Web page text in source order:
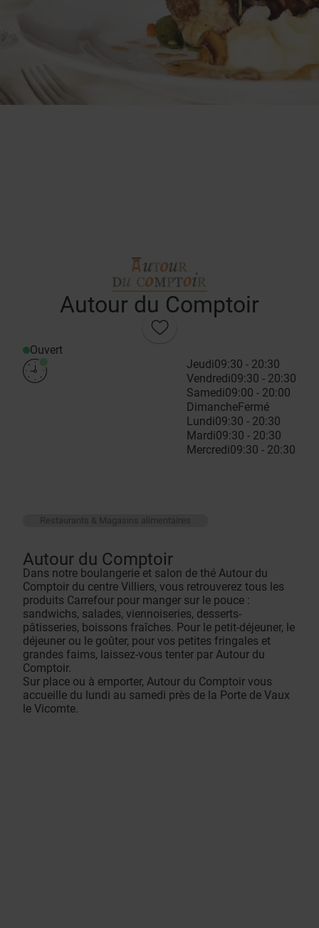
Autour du Comptoir
Ouvert
Jeudi09:30 - 20:30
Vendredi09:30 - 20:30
Samedi09:00 - 20:00
DimancheFermé
Lundi09:30 - 20:30
Mardi09:30 - 20:30
Mercredi09:30 - 20:30
Restaurants & Magasins alimentaires
Autour du Comptoir
Dans notre boulangerie et salon de thé Autour du
Comptoir du centre Villiers, vous retrouverez tous les
produits Carrefour pour manger sur le pouce :
sandwichs, salades, viennoiseries, desserts-
pâtisseries, boissons fraîches. Pour le petit-déjeuner, le
déjeuner ou le goûter, pour vos petites fringales et
grandes faims, laissez-vous tenter par Autour du
Comptoir.
Sur place ou à emporter, Autour du Comptoir vous
accueille du lundi au samedi près de la Porte de Vaux
le Vicomte.